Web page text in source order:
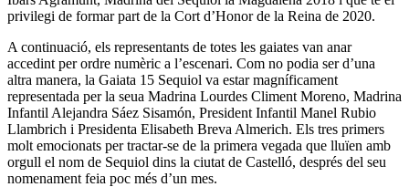
privilegi de formar part de la Cort d’Honor de la Reina de 2020.
A continuació, els representants de totes les gaiates van anar
accedint per ordre numèric a l’escenari. Com no podia ser d’una
altra manera, la Gaiata 15 Sequiol va estar magníficament
representada per la seua Madrina Lourdes Climent Moreno, Madrina
Infantil Alejandra Sáez Sisamón, President Infantil Manel Rubio
Llambrich i Presidenta Elisabeth Breva Almerich. Els tres primers
molt emocionats per tractar-se de la primera vegada que lluïen amb
orgull el nom de Sequiol dins la ciutat de Castelló, després del seu
nomenament feia poc més d’un mes.